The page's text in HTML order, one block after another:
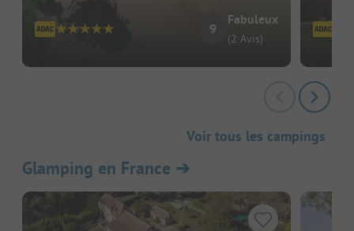
9
Fabuleux
(2 Avis)
Voir tous les campings
Glamping en France ➔